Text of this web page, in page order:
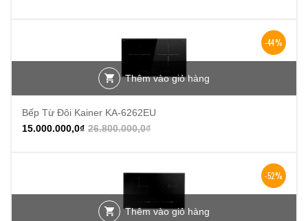
-44%
Thêm vào giỏ hàng
Bếp Từ Đôi Kainer KA-6262EU
26.800.000,0₫
15.000.000,0₫
-52%
Thêm vào giỏ hàng